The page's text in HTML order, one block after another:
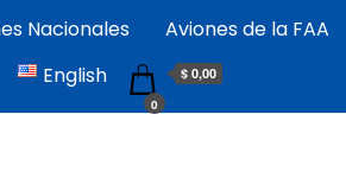
la Fuerza Aérea
Nacionales
Aviones de la FAA
English
0
$ 0,00